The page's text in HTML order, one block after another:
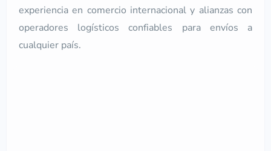
experiencia en comercio internacional y alianzas con
operadores logísticos confiables para envíos a
cualquier país.